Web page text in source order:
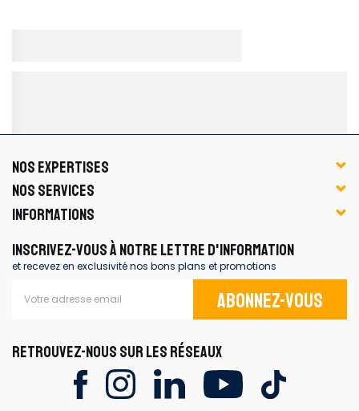
NOS EXPERTISES
NOS SERVICES
INFORMATIONS
INSCRIVEZ-VOUS À NOTRE LETTRE D'INFORMATION
et recevez en exclusivité nos bons plans et promotions
Abonnez-vous
RETROUVEZ-NOUS SUR LES RÉSEAUX